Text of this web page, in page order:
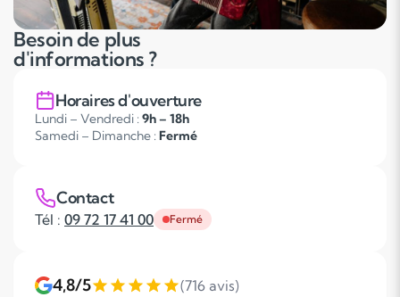
Besoin de plus
d'informations ?
Horaires d'ouverture
Lundi – Vendredi : 9h – 18h
Samedi – Dimanche : Fermé
Contact
Tél : 09 72 17 41 00 Fermé
4,8/5 (716 avis)